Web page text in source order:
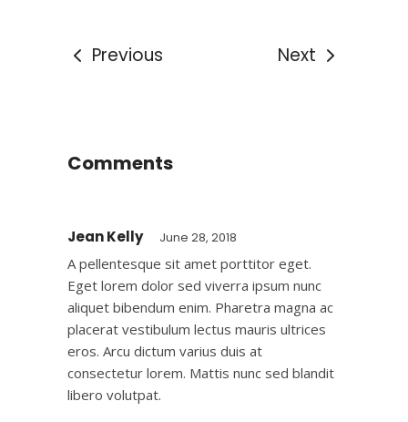
Previous Next
Comments
Jean Kelly June 28, 2018
A pellentesque sit amet porttitor eget.
Eget lorem dolor sed viverra ipsum nunc
aliquet bibendum enim. Pharetra magna ac
placerat vestibulum lectus mauris ultrices
eros. Arcu dictum varius duis at
consectetur lorem. Mattis nunc sed blandit
libero volutpat.